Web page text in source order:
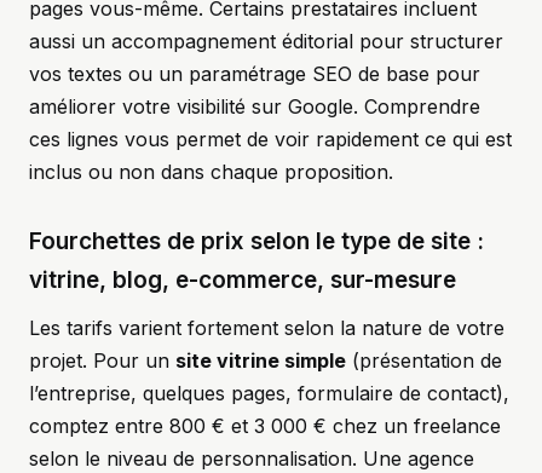
pages vous-même. Certains prestataires incluent
aussi un accompagnement éditorial pour structurer
vos textes ou un paramétrage SEO de base pour
améliorer votre visibilité sur Google. Comprendre
ces lignes vous permet de voir rapidement ce qui est
inclus ou non dans chaque proposition.
Fourchettes de prix selon le type de site :
vitrine, blog, e-commerce, sur-mesure
Les tarifs varient fortement selon la nature de votre
projet. Pour un site vitrine simple (présentation de
l’entreprise, quelques pages, formulaire de contact),
comptez entre 800 € et 3 000 € chez un freelance
selon le niveau de personnalisation. Une agence